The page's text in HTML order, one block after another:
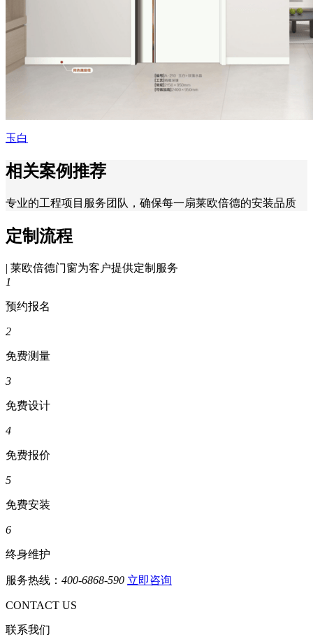
玉白
相关案例推荐
专业的工程项目服务团队，确保每一扇莱欧倍德的安装品质
定制流程
| 莱欧倍德门窗为客户提供定制服务
1
预约报名
2
免费测量
3
免费设计
4
免费报价
5
免费安装
6
终身维护
服务热线： 400-6868-590 立即咨询
CONTACT US
联系我们